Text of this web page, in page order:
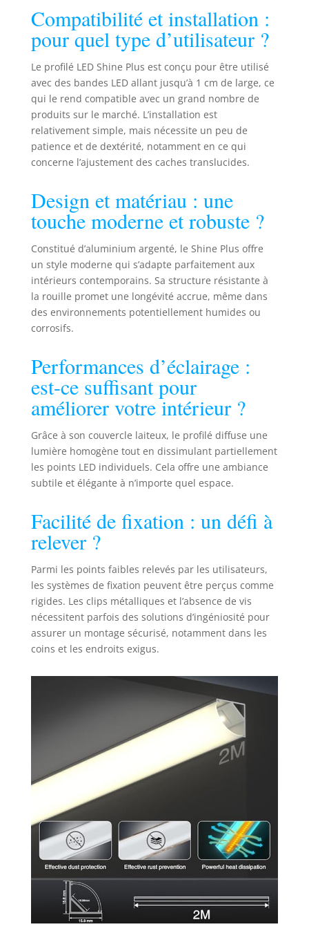
aluminium Shine Plus est un canal
en aluminium extrudé massif en
forme de V pour une meilleure
dissipation de la chaleur, mais
protège également les LED du
contact avec la poussière.Il est en
aluminium anodisé, a une
et peut refroidir passivement la
bande lumineuse LED, Ce canal
lumineux pour bande LED peut
LED/bandes/rubans de 10
millimètres de large. Nstallation
facile : Convient à toute surface de
rugueuse. Les canaux LED en
aluminium et les couvercles en
plastique peuvent être facilement
coupés à l'aide d'une scie à
métaux classique, le couvercle
carreaux, les meubles en bois
rugueux, les murs difficiles à
coller, clips de fixation Stable et ne
tombe pas. Rail Led : Parfait pour
chambres à coucher, les balcons,
les penderies, les tribunes de
télévision, les salles de jeux, les
parkings, les tables de nuit, les
bibliothèques, les cuisines, les
armoires, les vitrines à bijoux et
autres scènes d'encadrement de
L'environnement lumineux peut
être créé selon les préférences
personnelles.Idéal pour le
montage de bandes lumineuses à
LED 3528,5050,5630.Le canal à LED
crée une atmosphère lumineuse
Respectueux de l'environnement :
Fabriqué avec des matériaux
recyclables, ce profilé aluminium
LED angle 90 et profilé aluminium
LED angle 45 minimise l'impact
écologique tout en offrant un
éclairage de qualité. Sa durabilité
réduit le besoin de remplacements
fréquents, permettant aux
utilisateurs de contribuer à un
mode de vie plus durable tout en
profitant d'une diffusion
harmonieuse de la lumière et
d’accents décoratifs.
Compatibilité et installation :
pour quel type d’utilisateur ?
Le profilé LED Shine Plus est conçu pour être utilisé
avec des bandes LED allant jusqu’à 1 cm de large, ce
qui le rend compatible avec un grand nombre de
produits sur le marché. L’installation est
relativement simple, mais nécessite un peu de
patience et de dextérité, notamment en ce qui
concerne l’ajustement des caches translucides.
Design et matériau : une
touche moderne et robuste ?
Constitué d’aluminium argenté, le Shine Plus offre
un style moderne qui s’adapte parfaitement aux
intérieurs contemporains. Sa structure résistante à
la rouille promet une longévité accrue, même dans
des environnements potentiellement humides ou
corrosifs.
Performances d’éclairage :
est-ce suffisant pour
améliorer votre intérieur ?
Grâce à son couvercle laiteux, le profilé diffuse une
lumière homogène tout en dissimulant partiellement
les points LED individuels. Cela offre une ambiance
subtile et élégante à n’importe quel espace.
Facilité de fixation : un défi à
relever ?
Parmi les points faibles relevés par les utilisateurs,
les systèmes de fixation peuvent être perçus comme
rigides. Les clips métalliques et l’absence de vis
nécessitent parfois des solutions d’ingéniosité pour
assurer un montage sécurisé, notamment dans les
coins et les endroits exigus.